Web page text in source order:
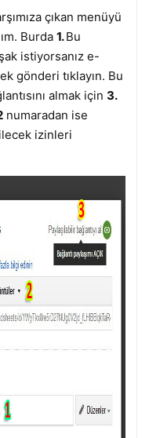
çıkan menüyü
Burda 1.Bu
istiyorsanız e-
gönderi tıklayın. Bu
almak için 3.
numaradan ise
izinleri